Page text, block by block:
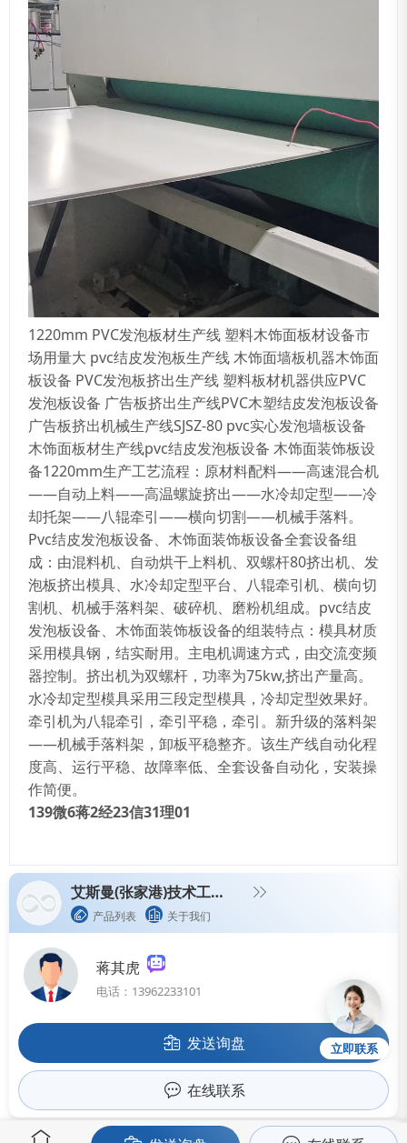
1220mm PVC发泡板材生产线 塑料木饰面板材设备市
场用量大 pvc结皮发泡板生产线 木饰面墙板机器木饰面
板设备 PVC发泡板挤出生产线 塑料板材机器供应PVC
发泡板设备 广告板挤出生产线PVC木塑结皮发泡板设备
广告板挤出机械生产线SJSZ-80 pvc实心发泡墙板设备
木饰面板材生产线pvc结皮发泡板设备 木饰面装饰板设
备1220mm生产工艺流程：原材料配料——高速混合机
——自动上料——高温螺旋挤出——水冷却定型——冷
却托架——八辊牵引——横向切割——机械手落料。
Pvc结皮发泡板设备、木饰面装饰板设备全套设备组
成：由混料机、自动烘干上料机、双螺杆80挤出机、发
泡板挤出模具、水冷却定型平台、八辊牵引机、横向切
割机、机械手落料架、破碎机、磨粉机组成。pvc结皮
发泡板设备、木饰面装饰板设备的组装特点：模具材质
采用模具钢，结实耐用。主电机调速方式，由交流变频
器控制。挤出机为双螺杆，功率为75kw,挤出产量高。
水冷却定型模具采用三段定型模具，冷却定型效果好。
牵引机为八辊牵引，牵引平稳，牵引。新升级的落料架
——机械手落料架，卸板平稳整齐。该生产线自动化程
度高、运行平稳、故障率低、全套设备自动化，安装操
作简便。
139微6蒋2经23信31理01
艾斯曼(张家港)技术工程设备有限公司
产品列表 关于我们
蒋其虎
电话：13962233101
发送询盘
在线联系
立即联系